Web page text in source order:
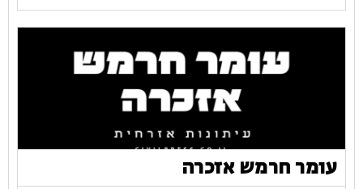
עומר חרמש אזכרה